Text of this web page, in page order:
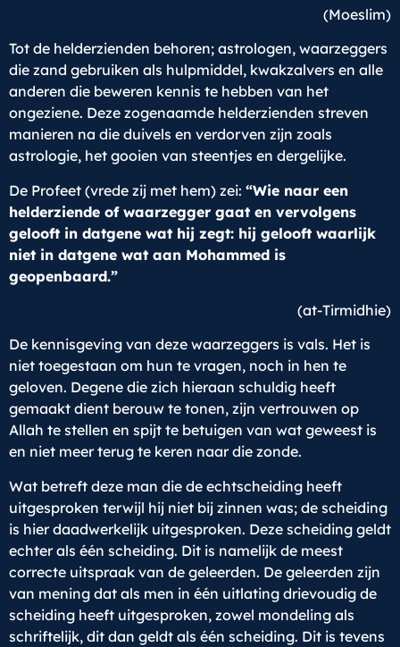
(Moeslim)
Tot de helderzienden behoren; astrologen, waarzeggers
die zand gebruiken als hulpmiddel, kwakzalvers en alle
anderen die beweren kennis te hebben van het
ongeziene. Deze zogenaamde helderzienden streven
manieren na die duivels en verdorven zijn zoals
astrologie, het gooien van steentjes en dergelijke.
De Profeet (vrede zij met hem) zei: “Wie naar een
helderziende of waarzegger gaat en vervolgens
gelooft in datgene wat hij zegt: hij gelooft waarlijk
niet in datgene wat aan Mohammed is
geopenbaard.”
(at-Tirmidhie)
De kennisgeving van deze waarzeggers is vals. Het is
niet toegestaan om hun te vragen, noch in hen te
geloven. Degene die zich hieraan schuldig heeft
gemaakt dient berouw te tonen, zijn vertrouwen op
Allah te stellen en spijt te betuigen van wat geweest is
en niet meer terug te keren naar die zonde.
Wat betreft deze man die de echtscheiding heeft
uitgesproken terwijl hij niet bij zinnen was; de scheiding
is hier daadwerkelijk uitgesproken. Deze scheiding geldt
echter als één scheiding. Dit is namelijk de meest
correcte uitspraak van de geleerden. De geleerden zijn
van mening dat als men in één uitlating drievoudig de
scheiding heeft uitgesproken, zowel mondeling als
schriftelijk, dit dan geldt als één scheiding. Dit is tevens